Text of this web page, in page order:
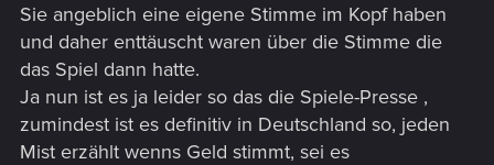
Sie angeblich eine eigene Stimme im Kopf haben
und daher enttäuscht waren über die Stimme die
das Spiel dann hatte.
Ja nun ist es ja leider so das die Spiele-Presse ,
zumindest ist es definitiv in Deutschland so, jeden
Mist erzählt wenns Geld stimmt, sei es